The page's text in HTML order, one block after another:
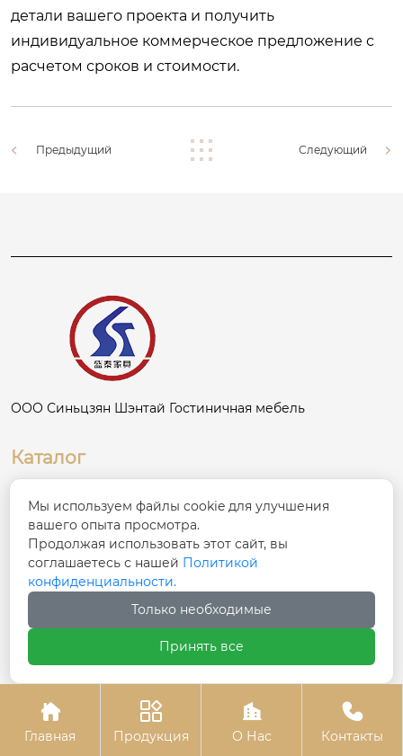
детали вашего проекта и получить
индивидуальное коммерческое предложение с
расчетом сроков и стоимости.
Предыдущий Следующий
ООО Синьцзян Шэнтай Гостиничная мебель
Каталог
Продукция
Новости
О Нас
Контакты
Контакты
№ 68, улица Синфу, уезд Хутуби, Чанцзи-
Хуэйский автономный округ, Синьцзян

Главная

Продукция

О Нас

Контакты
Мы используем файлы cookie для улучшения
вашего опыта просмотра.
Продолжая использовать этот сайт, вы
соглашаетесь с нашей Политикой
конфиденциальности.
Только необходимые
Принять все